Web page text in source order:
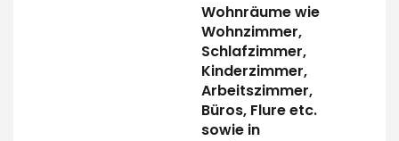
Wohnräume wie
Wohnzimmer,
Schlafzimmer,
Kinderzimmer,
Arbeitszimmer,
Büros, Flure etc.
sowie in